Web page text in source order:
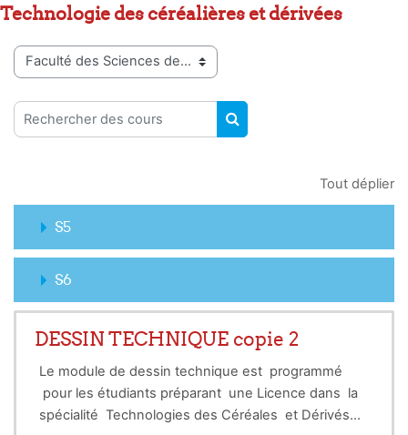
Technologie des céréalières et dérivées
Catégories de cours
Rechercher des cours
RECHERCHER DES
Tout déplier
S5
S6
DESSIN TECHNIQUE copie 2
Le module de dessin technique est programmé
pour les étudiants préparant une Licence dans la
spécialité Technologies des Céréales et Dérivés